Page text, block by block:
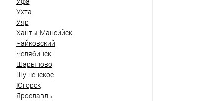
Ухта
Уяр
Ханты-Мансийск
Чайковский
Челябинск
Шарыпово
Шушенское
Югорск
Ярославль